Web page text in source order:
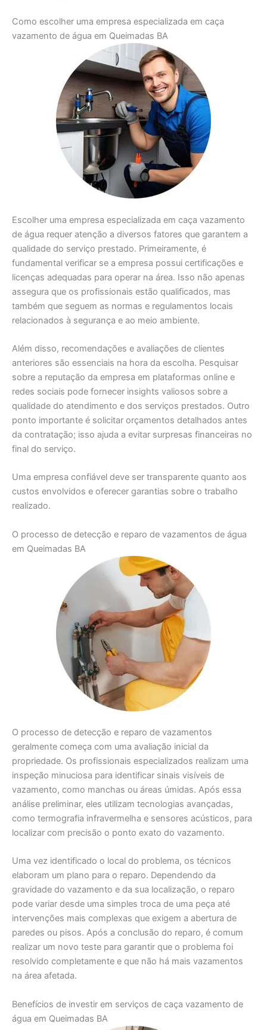
Como escolher uma empresa especializada em caça
vazamento de água em Queimadas BA
Escolher uma empresa especializada em caça vazamento
de água requer atenção a diversos fatores que garantem a
qualidade do serviço prestado. Primeiramente, é
fundamental verificar se a empresa possui certificações e
licenças adequadas para operar na área. Isso não apenas
assegura que os profissionais estão qualificados, mas
também que seguem as normas e regulamentos locais
relacionados à segurança e ao meio ambiente.
Além disso, recomendações e avaliações de clientes
anteriores são essenciais na hora da escolha. Pesquisar
sobre a reputação da empresa em plataformas online e
redes sociais pode fornecer insights valiosos sobre a
qualidade do atendimento e dos serviços prestados. Outro
ponto importante é solicitar orçamentos detalhados antes
da contratação; isso ajuda a evitar surpresas financeiras no
final do serviço.
Uma empresa confiável deve ser transparente quanto aos
custos envolvidos e oferecer garantias sobre o trabalho
realizado.
O processo de detecção e reparo de vazamentos de água
em Queimadas BA
O processo de detecção e reparo de vazamentos
geralmente começa com uma avaliação inicial da
propriedade. Os profissionais especializados realizam uma
inspeção minuciosa para identificar sinais visíveis de
vazamento, como manchas ou áreas úmidas. Após essa
análise preliminar, eles utilizam tecnologias avançadas,
como termografia infravermelha e sensores acústicos, para
localizar com precisão o ponto exato do vazamento.
Uma vez identificado o local do problema, os técnicos
elaboram um plano para o reparo. Dependendo da
gravidade do vazamento e da sua localização, o reparo
pode variar desde uma simples troca de uma peça até
intervenções mais complexas que exigem a abertura de
paredes ou pisos. Após a conclusão do reparo, é comum
realizar um novo teste para garantir que o problema foi
resolvido completamente e que não há mais vazamentos
na área afetada.
Benefícios de investir em serviços de caça vazamento de
água em Queimadas BA